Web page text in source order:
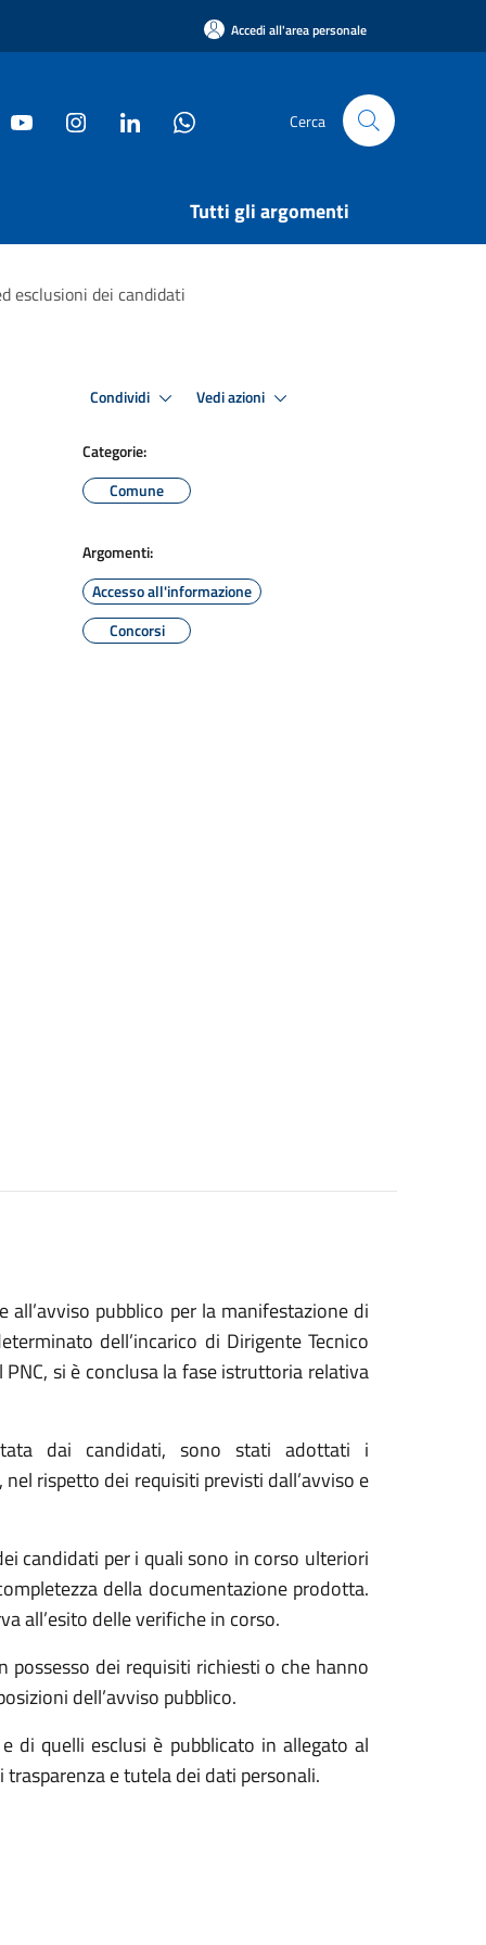
Accedi all'area personale
Cerca
Tutti gli argomenti
esclusioni dei candidati
Condividi Vedi azioni
Categorie:
Comune
Argomenti:
Accesso all'informazione
Concorsi
pubblico per la manifestazione di
dell’incarico di Dirigente Tecnico
si è conclusa la fase istruttoria relativa
dai candidati, sono stati adottati i
rispetto dei requisiti previsti dall’avviso e
candidati per i quali sono in corso ulteriori
della documentazione prodotta.
all’esito delle verifiche in corso.
dei requisiti richiesti o che hanno
dell’avviso pubblico.
di quelli esclusi è pubblicato in allegato al
e tutela dei dati personali.